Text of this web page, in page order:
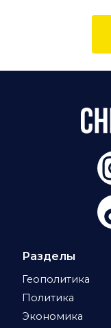
Разделы
Геополитика
Политика
Экономика